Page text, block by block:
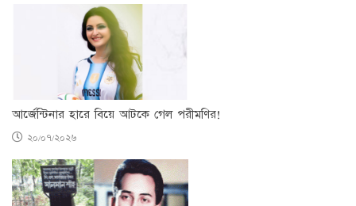
আর্জেন্টিনার হারে বিয়ে আটকে গেল পরীমণির!
২০/০৭/২০২৬